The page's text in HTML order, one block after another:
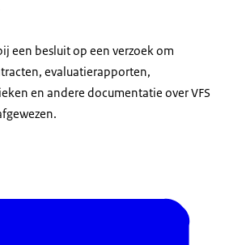
een besluit op een verzoek om
evaluatierapporten,
en andere documentatie over VFS